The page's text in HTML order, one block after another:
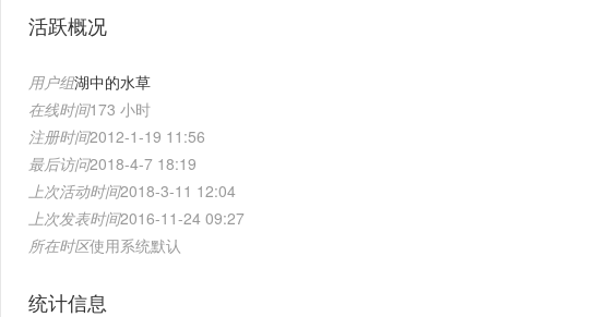
活跃概况
用户组湖中的水草
在线时间173 小时
注册时间2012-1-19 11:56
最后访问2018-4-7 18:19
上次活动时间2018-3-11 12:04
上次发表时间2016-11-24 09:27
所在时区使用系统默认
统计信息